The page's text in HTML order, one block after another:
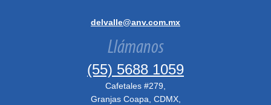
delvalle@anv.com.mx
Llámanos
(55) 5688 1059
Cafetales #279,
Granjas Coapa, CDMX,